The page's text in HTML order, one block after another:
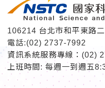
106214 台北市和平東路
電話:(02) 2737-7992
資訊系統服務專線：(02)
上班時間: 每週一到週五